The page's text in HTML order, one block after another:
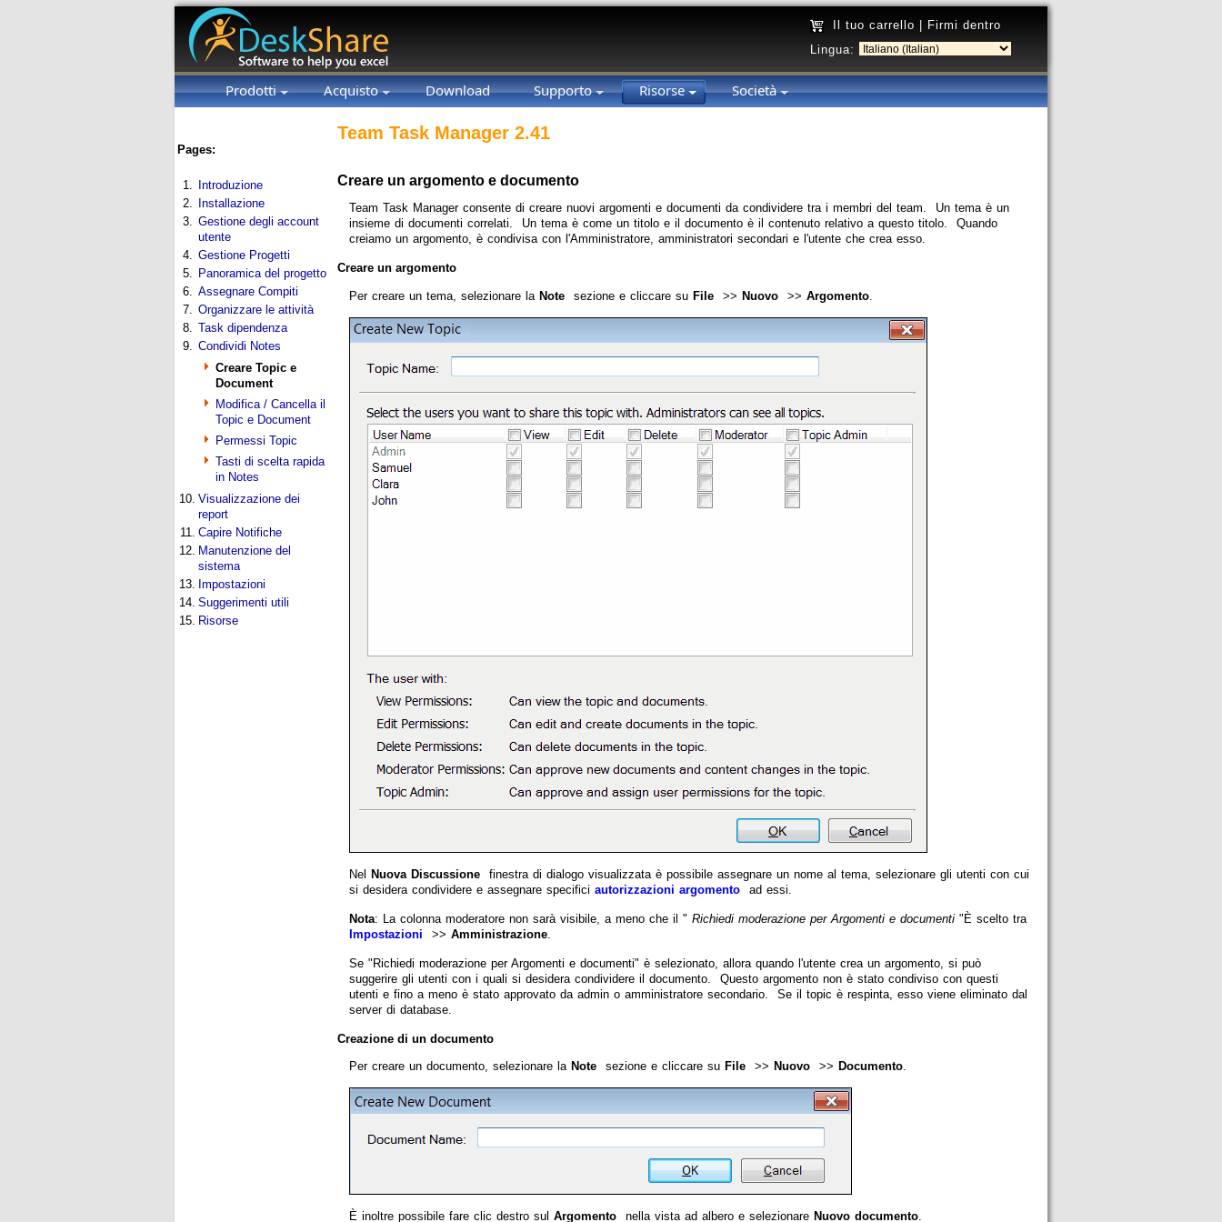
Il tuo carrello
Firmi dentro
Lingua:
Prodotti Acquisto Download Supporto Risorse Società
Pages:
1.
Introduzione
2.
Installazione
3. Gestione degli account
utente
4. Gestione Progetti
5. Panoramica del progetto
6. Assegnare Compiti
7. Organizzare le attività
8. Task dipendenza
9. Condividi Notes
Creare Topic e
Document
Modifica / Cancella il
Topic e Document
Permessi Topic
Tasti di scelta rapida
in Notes
10. Visualizzazione dei
report
11. Capire Notifiche
12. Manutenzione del
sistema
13. Impostazioni
14. Suggerimenti utili
15. Risorse
Team Task Manager 2.41
Creare un argomento e documento
Team Task Manager consente di creare nuovi argomenti e documenti da condividere tra i membri del team. Un tema è un
insieme di documenti correlati. Un tema è come un titolo e il documento è il contenuto relativo a questo titolo. Quando
creiamo un argomento, è condivisa con l'Amministratore, amministratori secondari e l'utente che crea esso.
Creare un argomento
Per creare un tema, selezionare la Note sezione e cliccare su File >> Nuovo >> Argomento
Nel Nuova Discussione finestra di dialogo visualizzata è possibile assegnare un nome al tema, selezionare gli utenti con cui
si desidera condividere e assegnare specifici autorizzazioni argomento ad essi.
Nota: La colonna moderatore non sarà visibile, a meno che il " Richiedi moderazione per Argomenti e documenti "È scelto tra
Impostazioni >> Amministrazione
Se "Richiedi moderazione per Argomenti e documenti" è selezionato, allora quando l'utente crea un argomento, si può
suggerire gli utenti con i quali si desidera condividere il documento. Questo argomento non è stato condiviso con questi
utenti e fino a meno è stato approvato da admin o amministratore secondario. Se il topic è respinta, esso viene eliminato dal
server di database.
Creazione di un documento
Per creare un documento, selezionare la Note sezione e cliccare su File >> Nuovo >> Documento
È inoltre possibile fare clic destro sul Argomento nella vista ad albero e selezionare Nuovo documento